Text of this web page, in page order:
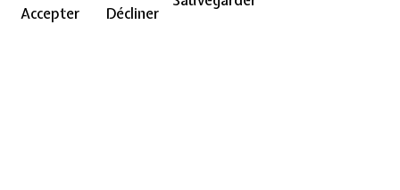
Accepter
Décliner